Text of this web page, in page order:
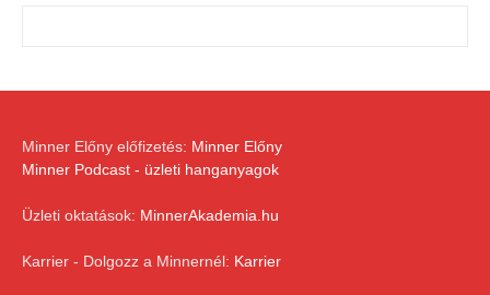
Minner Előny előfizetés: Minner Előny
Minner Podcast - üzleti hanganyagok
Üzleti oktatások: MinnerAkademia.hu
Karrier - Dolgozz a Minnernél: Karrier